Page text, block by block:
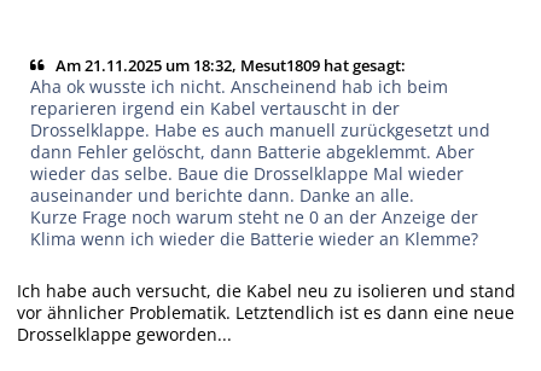
Am 21.11.2025 um 18:32, Mesut1809 hat gesagt:
Aha ok wusste ich nicht. Anscheinend hab ich beim
reparieren irgend ein Kabel vertauscht in der
Drosselklappe. Habe es auch manuell zurückgesetzt und
dann Fehler gelöscht, dann Batterie abgeklemmt. Aber
wieder das selbe. Baue die Drosselklappe Mal wieder
auseinander und berichte dann. Danke an alle.
Kurze Frage noch warum steht ne 0 an der Anzeige der
Klima wenn ich wieder die Batterie wieder an Klemme?
Ich habe auch versucht, die Kabel neu zu isolieren und stand
vor ähnlicher Problematik. Letztendlich ist es dann eine neue
Drosselklappe geworden...